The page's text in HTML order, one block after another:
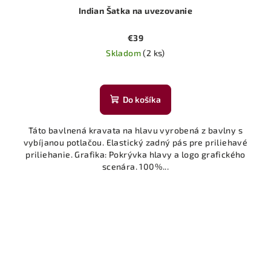
Indian Šatka na uvezovanie
€39
Skladom(2 ks)
Do košíka
Táto bavlnená kravata na hlavu vyrobená z bavlny s
vybíjanou potlačou. Elastický zadný pás pre priliehavé
priliehanie. Grafika: Pokrývka hlavy a logo grafického
scenára. 100%...